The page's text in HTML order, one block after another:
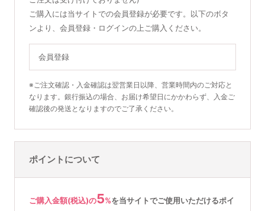
ご購入には当サイトでの会員登録が必要です。以下のボタ
ンより、会員登録・ログインの上ご購入ください。
会員登録
※ご注文確認・入金確認は翌営業日以降、営業時間内のご対応と
なります。銀行振込の場合、お届け希望日にかかわらず、入金ご
確認後の発送となりますのでご了承ください。
ポイントについて
ご購入金額(税込)の5%を当サイトでご使用いただけるポイ